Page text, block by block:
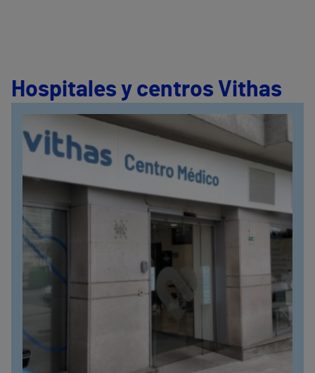
Hospitales y centros Vithas